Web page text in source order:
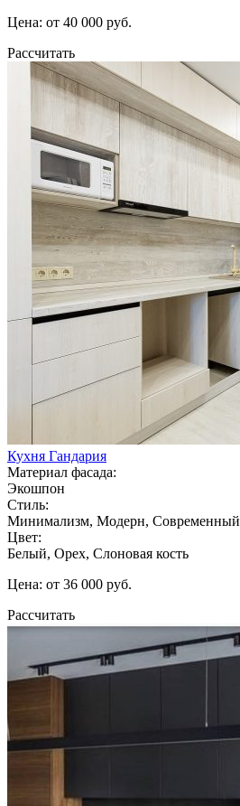
Цена: от 40 000 руб.
Рассчитать
Кухня Гандария
Материал фасада:
Экошпон
Стиль:
Минимализм, Модерн, Современный
Цвет:
Белый, Орех, Слоновая кость
Цена: от 36 000 руб.
Рассчитать